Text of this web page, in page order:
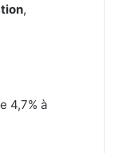
,
4,7% à